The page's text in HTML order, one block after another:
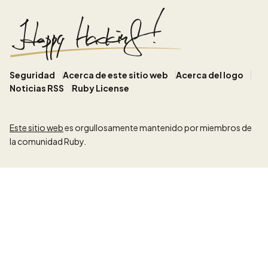
Seguridad Acerca de este sitio web
Acerca del logo
Noticias RSS
Ruby License
Este sitio webes orgullosamente mantenido por miembros de
la comunidad Ruby.